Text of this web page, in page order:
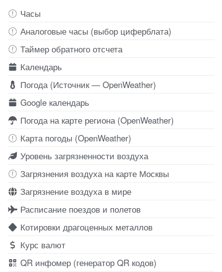
Часы
Аналоговые часы (выбор циферблата)
Таймер обратного отсчета
Календарь
Погода (Источник — OpenWeather)
Google календарь
Погода на карте региона (OpenWeather)
Карта погоды (OpenWeather)
Уровень загрязненности воздуха
Загрязнения воздуха на карте Москвы
Загрязнение воздуха в мире
Расписание поездов и полетов
Котировки драгоценных металлов
Курс валют
QR инфомер (генератор QR кодов)